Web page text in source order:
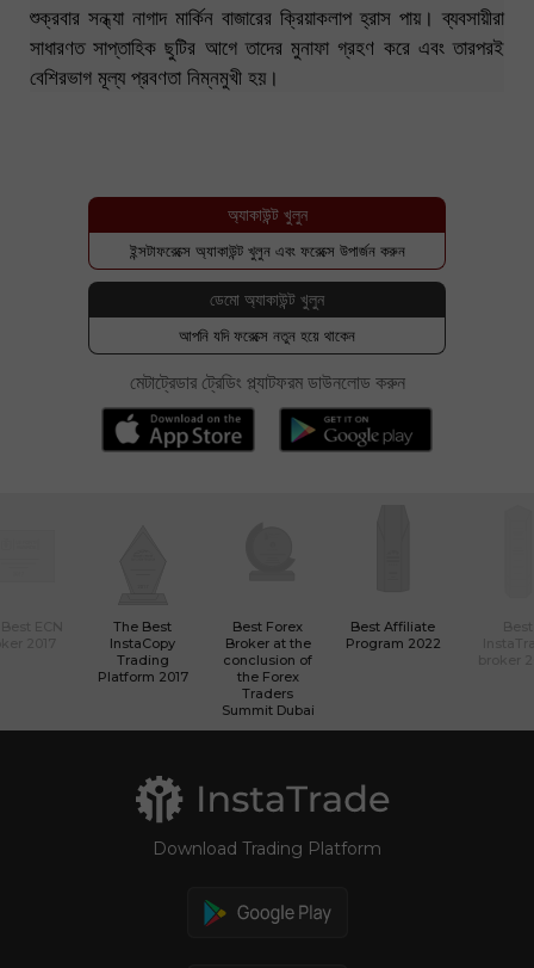
শুক্রবার সন্ধ্যা নাগাদ মার্কিন বাজারের ক্রিয়াকলাপ হ্রাস পায়। ব্যবসায়ীরা
সাধারণত সাপ্তাহিক ছুটির আগে তাদের মুনাফা গ্রহণ করে এবং তারপরই
বেশিরভাগ মূল্য প্রবণতা নিম্নমুখী হয়।
অ্যাকাউন্ট খুলুন
ইন্সটাফরেক্সে অ্যাকাউন্ট খুলুন এবং ফরেক্সে উপার্জন করুন
ডেমো অ্যাকাউন্ট খুলুন
আপনি যদি ফরেক্সে নতুন হয়ে থাকেন
মেটাট্রেডার ট্রেডিং প্ল্যাটফরম ডাউনলোড করুন
The Best
InstaCopy
Trading
Platform 2017
Best Forex
Broker at the
conclusion of
the Forex
Traders
Summit Dubai
Best Affiliate
Program 2022
Download Trading Platform